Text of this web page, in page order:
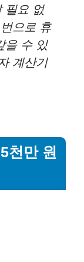
필요 없
으로 휴
을 수 있
계산기
천만 원